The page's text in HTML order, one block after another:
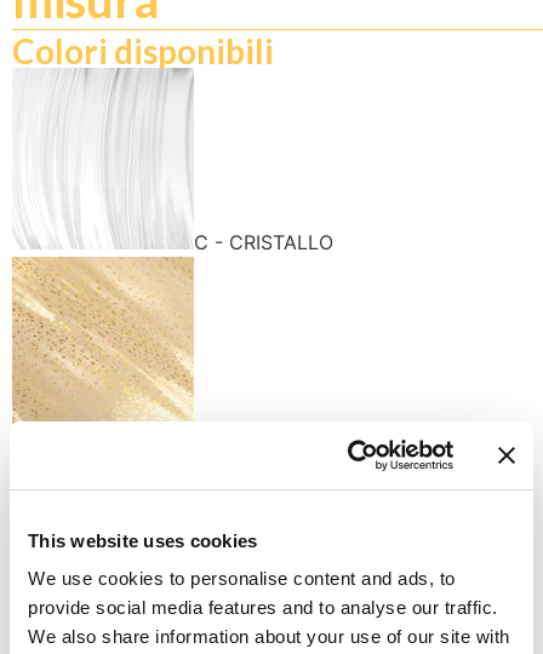
This website uses cookies
We use cookies to personalise content and ads, to
provide social media features and to analyse our traffic.
We also share information about your use of our site with
Colori disponibili
C - CRISTALLO